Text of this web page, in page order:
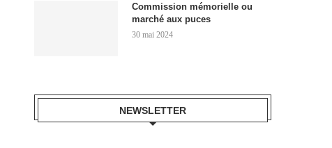
Commission mémorielle ou
marché aux puces
30 mai 2024
NEWSLETTER